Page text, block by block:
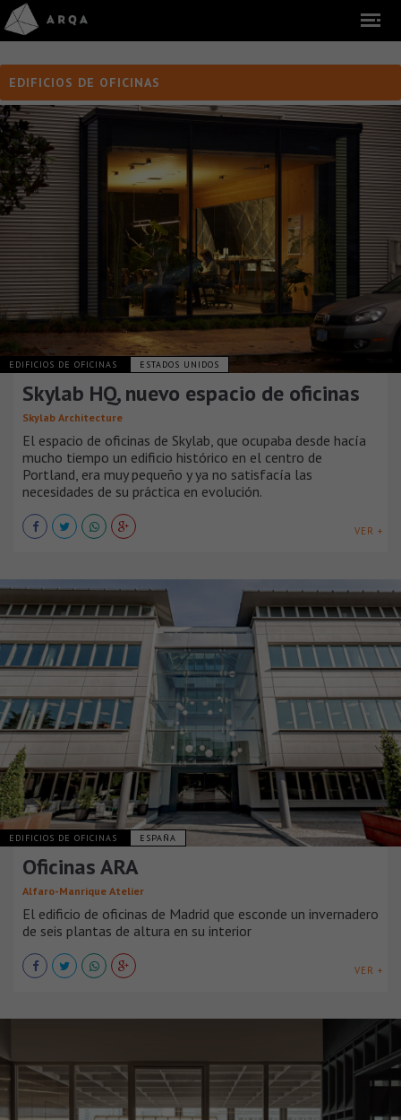
EDIFICIOS DE OFICINAS
EDIFICIOS DE OFICINAS ESTADOS UNIDOS
Skylab HQ, nuevo espacio de oficinas
Skylab Architecture
El espacio de oficinas de Skylab, que ocupaba desde hacía
mucho tiempo un edificio histórico en el centro de
Portland, era muy pequeño y ya no satisfacía las
necesidades de su práctica en evolución.
VER +
EDIFICIOS DE OFICINAS ESPAÑA
Oficinas ARA
Alfaro-Manrique Atelier
El edificio de oficinas de Madrid que esconde un invernadero
de seis plantas de altura en su interior
VER +